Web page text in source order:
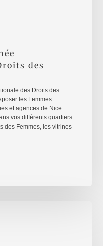
des
des Droits des
les Femmes
et agences de Nice.
vos différents quartiers.
des Femmes, les vitrines